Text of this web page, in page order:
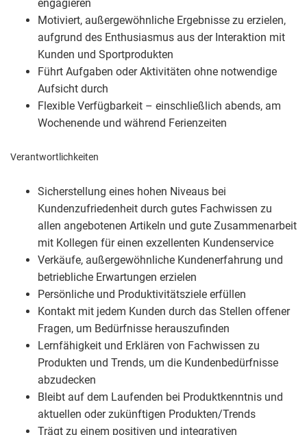
engagieren
Motiviert, außergewöhnliche Ergebnisse zu erzielen,
aufgrund des Enthusiasmus aus der Interaktion mit
Kunden und Sportprodukten
Führt Aufgaben oder Aktivitäten ohne notwendige
Aufsicht durch
Flexible Verfügbarkeit – einschließlich abends, am
Wochenende und während Ferienzeiten
Verantwortlichkeiten
Sicherstellung eines hohen Niveaus bei
Kundenzufriedenheit durch gutes Fachwissen zu
allen angebotenen Artikeln und gute Zusammenarbeit
mit Kollegen für einen exzellenten Kundenservice
Verkäufe, außergewöhnliche Kundenerfahrung und
betriebliche Erwartungen erzielen
Persönliche und Produktivitätsziele erfüllen
Kontakt mit jedem Kunden durch das Stellen offener
Fragen, um Bedürfnisse herauszufinden
Lernfähigkeit und Erklären von Fachwissen zu
Produkten und Trends, um die Kundenbedürfnisse
abzudecken
Bleibt auf dem Laufenden bei Produktkenntnis und
aktuellen oder zukünftigen Produkten/Trends
Trägt zu einem positiven und integrativen